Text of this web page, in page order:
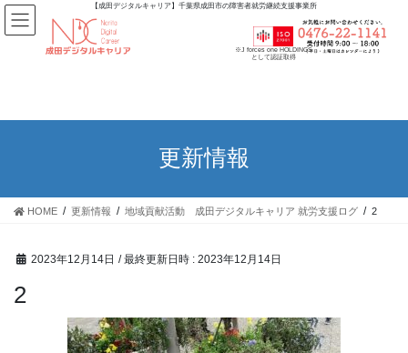
【成田デジタルキャリア】千葉県成田市の障害者就労継続支援事業所
※J forces one HOLDINGS
として認証取得
更新情報
HOME 更新情報 地域貢献活動 成田デジタルキャリア 就労支援ログ 2
2023年12月14日 / 最終更新日時 : 2023年12月14日
2